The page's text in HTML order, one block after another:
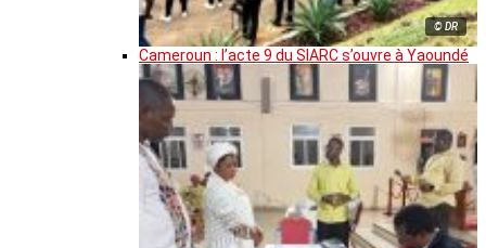
© DR
Cameroun : l’acte 9 du SIARC s’ouvre à Yaoundé